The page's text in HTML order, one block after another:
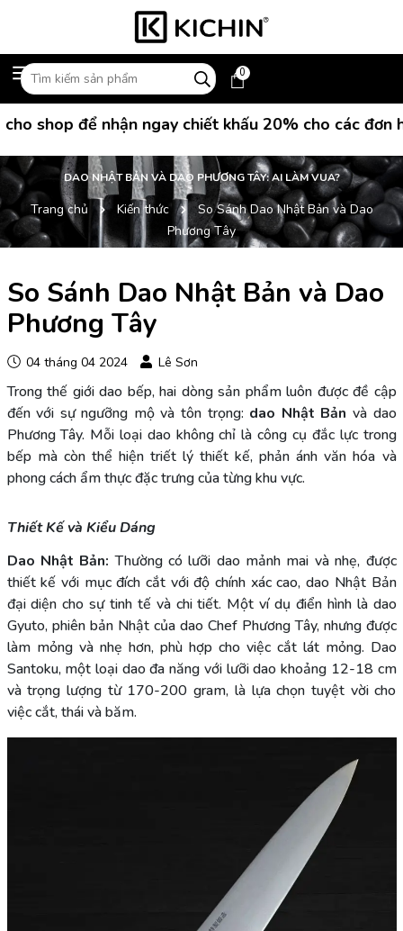
0
để nhận ngay chiết khấu 20% cho các đơn hàng
DAO NHẬT BẢN VÀ DAO PHƯƠNG TÂY: AI LÀM VUA?
Trang chủ Kiến thức
So Sánh Dao Nhật Bản và Dao
Phương Tây
So Sánh Dao Nhật Bản và Dao
Phương Tây
04 tháng 04 2024 Lê Sơn
Trong thế giới dao bếp, hai dòng sản phẩm luôn được đề cập
đến với sự ngưỡng mộ và tôn trọng: dao Nhật Bản và dao
Phương Tây. Mỗi loại dao không chỉ là công cụ đắc lực trong
bếp mà còn thể hiện triết lý thiết kế, phản ánh văn hóa và
phong cách ẩm thực đặc trưng của từng khu vực.
Thiết Kế và Kiểu Dáng
Dao Nhật Bản:Thường có lưỡi dao mảnh mai và nhẹ, được
thiết kế với mục đích cắt với độ chính xác cao, dao Nhật Bản
đại diện cho sự tinh tế và chi tiết. Một ví dụ điển hình là dao
Gyuto, phiên bản Nhật của dao Chef Phương Tây, nhưng được
làm mỏng và nhẹ hơn, phù hợp cho việc cắt lát mỏng. Dao
Santoku, một loại dao đa năng với lưỡi dao khoảng 12-18 cm
và trọng lượng từ 170-200 gram, là lựa chọn tuyệt vời cho
việc cắt, thái và băm.